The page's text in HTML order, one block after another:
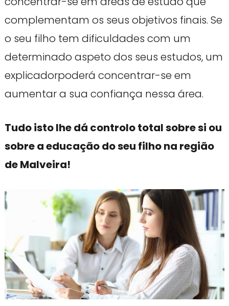
complementam os seus objetivos finais. Se
o seu filho tem dificuldades com um
determinado aspeto dos seus estudos, um
explicadorpoderá concentrar-se em
aumentar a sua confiança nessa área.
Tudo isto lhe dá controlo total sobre si ou
sobre a educação do seu filho na região
de Malveira!